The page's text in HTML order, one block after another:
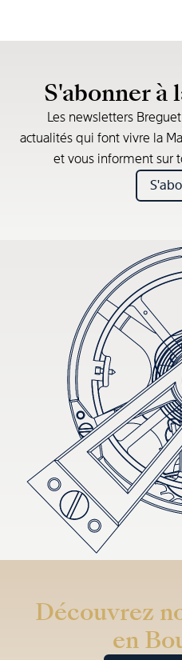
S'abonner
Les newsletters
actualités qui font vivre la
et vous informent sur
Découvrez
en